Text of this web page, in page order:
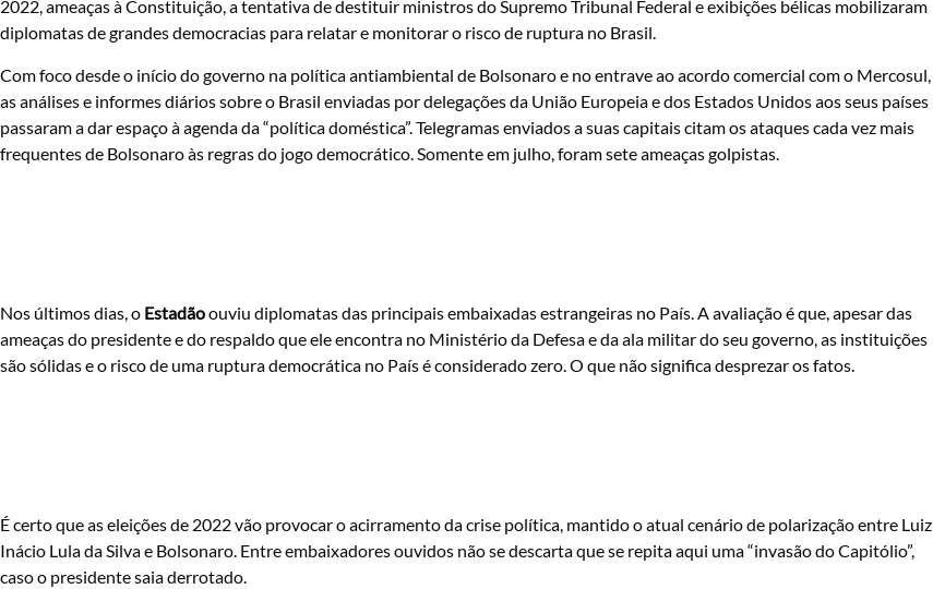
2022, ameaças à Constituição, a tentativa de destituir ministros do Supremo Tribunal Federal e exibições bélicas mobilizaram
diplomatas de grandes democracias para relatar e monitorar o risco de ruptura no Brasil.
Com foco desde o início do governo na política antiambiental de Bolsonaro e no entrave ao acordo comercial com o Mercosul,
as análises e informes diários sobre o Brasil enviadas por delegações da União Europeia e dos Estados Unidos aos seus países
passaram a dar espaço à agenda da “política doméstica”. Telegramas enviados a suas capitais citam os ataques cada vez mais
frequentes de Bolsonaro às regras do jogo democrático. Somente em julho, foram sete ameaças golpistas.
Nos últimos dias, o Estadãoouviu diplomatas das principais embaixadas estrangeiras no País. A avaliação é que, apesar das
ameaças do presidente e do respaldo que ele encontra no Ministério da Defesa e da ala militar do seu governo, as instituições
são sólidas e o risco de uma ruptura democrática no País é considerado zero. O que não significa desprezar os fatos.
É certo que as eleições de 2022 vão provocar o acirramento da crise política, mantido o atual cenário de polarização entre Luiz
Inácio Lula da Silva e Bolsonaro. Entre embaixadores ouvidos não se descarta que se repita aqui uma “invasão do Capitólio”,
caso o presidente saia derrotado.